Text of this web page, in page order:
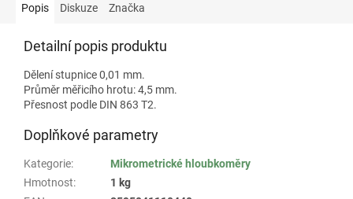
Popis Diskuze Značka
Detailní popis produktu
Dělení stupnice 0,01 mm.
Průměr měřicího hrotu: 4,5 mm.
Přesnost podle DIN 863 T2.
Doplňkové parametry
Kategorie:
Mikrometrické hloubkoměry
Hmotnost:
1 kg